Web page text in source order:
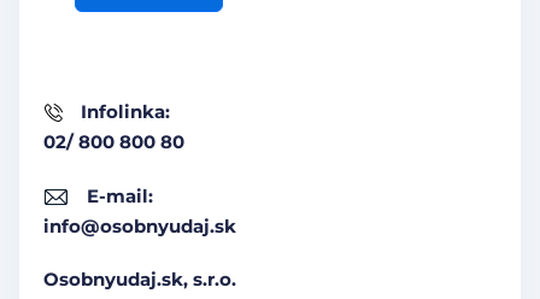
Infolinka:
02/ 800 800 80
E-mail:
info@osobnyudaj.sk
Osobnyudaj.sk, s.r.o.